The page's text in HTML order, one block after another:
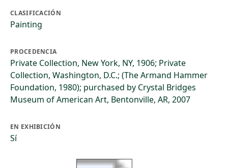
CLASIFICACIÓN
Painting
PROCEDENCIA
Private Collection, New York, NY, 1906; Private
Collection, Washington, D.C.; (The Armand Hammer
Foundation, 1980); purchased by Crystal Bridges
Museum of American Art, Bentonville, AR, 2007
EN EXHIBICIÓN
Sí